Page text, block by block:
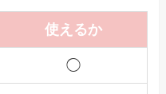
使えるか
◯